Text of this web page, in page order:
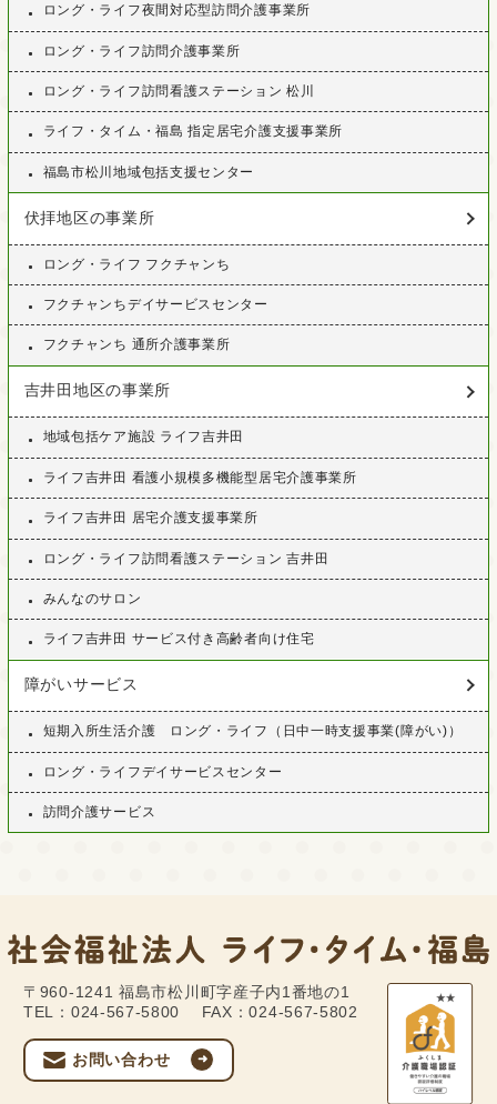
ロング・ライフ夜間対応型訪問介護事業所
ロング・ライフ訪問介護事業所
ロング・ライフ訪問看護ステーション 松川
ライフ・タイム・福島 指定居宅介護支援事業所
福島市松川地域包括支援センター
伏拝地区の事業所
ロング・ライフ フクチャンち
フクチャンちデイサービスセンター
フクチャンち 通所介護事業所
吉井田地区の事業所
地域包括ケア施設 ライフ吉井田
ライフ吉井田 看護小規模多機能型居宅介護事業所
ライフ吉井田 居宅介護支援事業所
ロング・ライフ訪問看護ステーション 吉井田
みんなのサロン
ライフ吉井田 サービス付き高齢者向け住宅
障がいサービス
短期入所生活介護 ロング・ライフ（日中一時支援事業(障がい)）
ロング・ライフデイサービスセンター
訪問介護サービス
〒960-1241 福島市松川町字産子内1番地の1
TEL：024-567-5800
FAX：024-567-5802
お問い合わせ